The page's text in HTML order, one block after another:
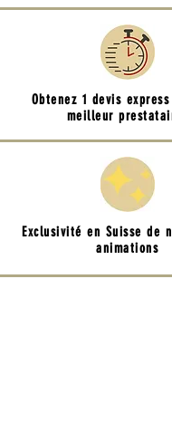
Obtenez 1 devis
meilleur
Exclusivité en Suisse de
animations